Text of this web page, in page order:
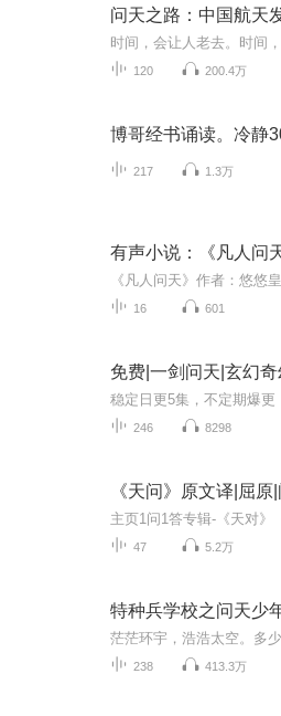
问天之路：中国航天
120 200.4万
博哥经书诵读。冷静
217 1.3万
有声小说：《凡人问
16 601
免费|一剑问天|玄幻
246 8298
47 5.2万
特种兵学校之问天少
238 413.3万